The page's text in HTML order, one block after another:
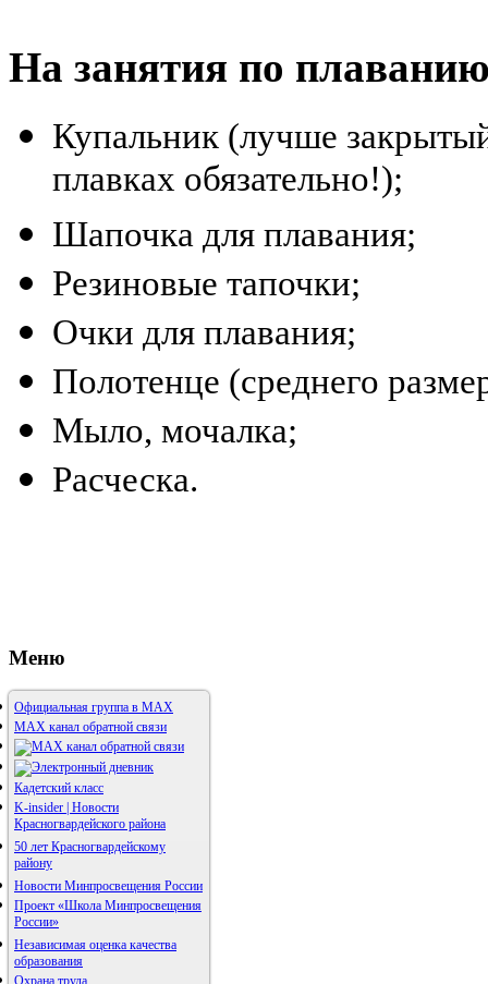
На занятия по
Купальник (лучше
плавках обязательно!);
Шапочка для плавания;
Резиновые тапочки;
Очки для плавания;
Полотенце (среднего
Мыло, мочалка;
Расческа.
Меню
Официальная группа в МАХ
MAX канал обратной связи
Кадетский класс
K-insider | Новости
Красногвардейского района
50 лет Красногвардейскому
району
Новости Минпросвещения России
Проект «Школа Минпросвещения
России»
Независимая оценка качества
образования
Охрана труда